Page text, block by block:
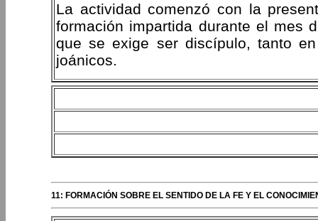
La actividad comenzó con la
formación impartida durante el mes
que se exige ser discípulo, tanto
joánicos.
11: FORMACIÓN SOBRE EL SENTIDO DE LA FE Y EL